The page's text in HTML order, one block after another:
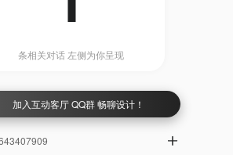
条相关对话 左侧为你呈现
加入互动客厅 QQ群 畅聊设计！